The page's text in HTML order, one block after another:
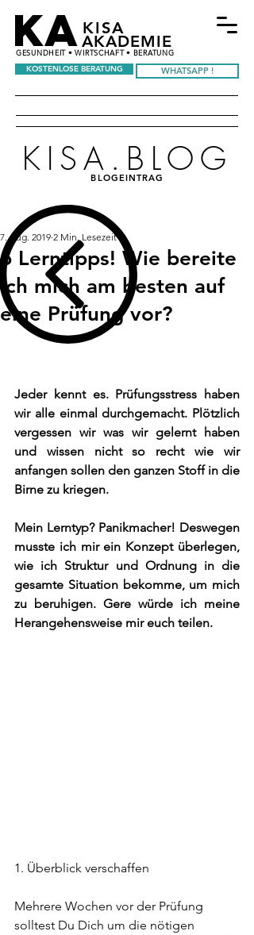
KOSTENLOSE BERATUNG WHATSAPP !
KA KISA
AKADEMIE
GESUNDHEIT • WIRTSCHAFT • BERATUNG
BLOGEINTRAG
KISA.BLOG
6 Lerntipps! Wie bereite
ich mich am besten auf
eine Prüfung vor?
7. Aug. 2019 2 Min. Lesezeit
Jeder kennt es. Prüfungsstress haben
wir alle einmal durchgemacht. Plötzlich
vergessen wir was wir gelernt haben
und wissen nicht so recht wie wir
anfangen sollen den ganzen Stoff in die
Birne zu kriegen.
Mein Lerntyp? Panikmacher! Deswegen
musste ich mir ein Konzept überlegen,
wie ich Struktur und Ordnung in die
gesamte Situation bekomme, um mich
zu beruhigen. Gere würde ich meine
Herangehensweise mir euch teilen.
1. Überblick verschaffen
Mehrere Wochen vor der Prüfung
solltest Du Dich um die nötigen